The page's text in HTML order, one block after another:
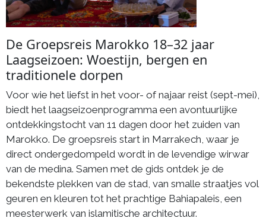
De Groepsreis Marokko 18–32 jaar
Laagseizoen: Woestijn, bergen en
traditionele dorpen
Voor wie het liefst in het voor- of najaar reist (sept-mei),
biedt het laagseizoenprogramma een avontuurlijke
ontdekkingstocht van 11 dagen door het zuiden van
Marokko. De groepsreis start in Marrakech, waar je
direct ondergedompeld wordt in de levendige wirwar
van de medina. Samen met de gids ontdek je de
bekendste plekken van de stad, van smalle straatjes vol
geuren en kleuren tot het prachtige Bahiapaleis, een
meesterwerk van islamitische architectuur.